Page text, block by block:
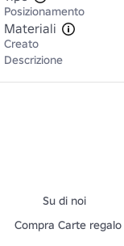
Posizionamento
Materiali
Creato
Descrizione
Su di noi
Compra Carte regalo